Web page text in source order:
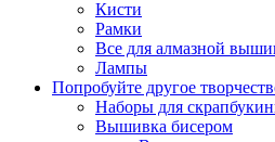
Кисти
Рамки
Все для алмазной
Лампы
Попробуйте другое
Наборы для
Вышивка бисером